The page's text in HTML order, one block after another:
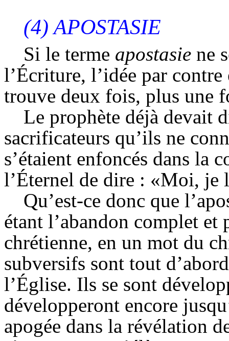
(4) APOSTASIE
Si le terme apostasiene
l’Écriture, l’idée par
trouve deux fois, plus une
Le prophète déjà devait
sacrificateurs qu’ils ne
s’étaient enfoncés dans la
l’Éternel de dire : «Moi, je
Qu’est-ce donc que
étant l’abandon complet
chrétienne, en un mot du
subversifs sont tout
l’Église. Ils se sont
développeront encore
apogée dans la révélation